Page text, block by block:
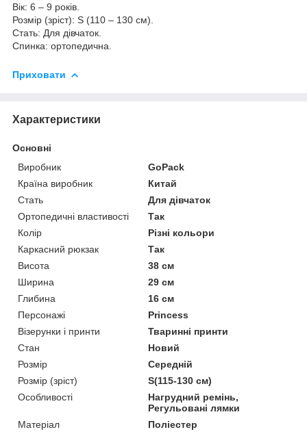
Вік: 6 – 9 років.
Розмір (зріст): S (110 – 130 см).
Стать: Для дівчаток.
Спинка: ортопедична.
Приховати
Характеристики
Основні
Виробник
GoPack
Країна виробник
Китай
Стать
Для дівчаток
Ортопедичні властивості
Так
Колір
Різні кольори
Каркасний рюкзак
Так
Висота
38 см
Ширина
29 см
Глибина
16 см
Персонажі
Princess
Візерунки і принти
Тваринні принти
Стан
Новий
Розмір
Середній
Розмір (зріст)
S(115-130 см)
Особливості
Нагрудний ремінь,
Регульовані лямки
Матеріал
Поліестер